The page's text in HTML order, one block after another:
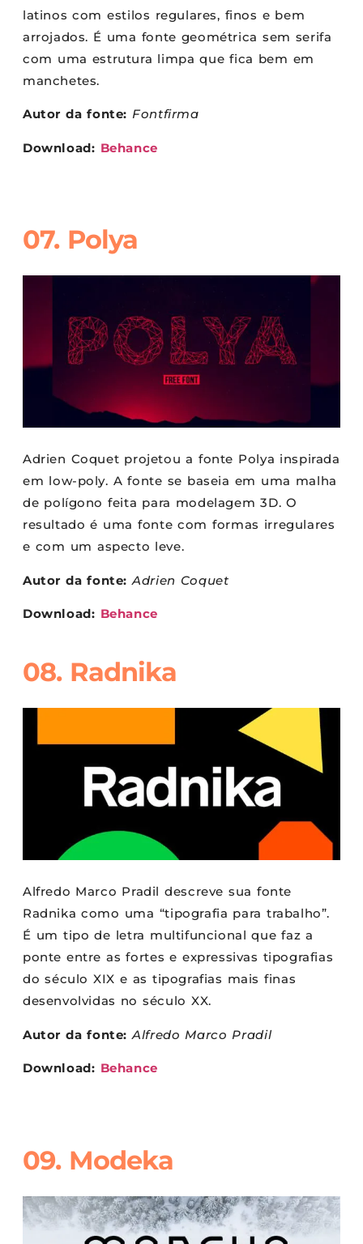
latinos com estilos regulares, finos e bem
arrojados. É uma fonte geométrica sem serifa
com uma estrutura limpa que fica bem em
manchetes.
Autor da fonte: Fontfirma
Download: Behance
07. Polya
Adrien Coquet projetou a fonte Polya inspirada
em low-poly. A fonte se baseia em uma malha
de polígono feita para modelagem 3D. O
resultado é uma fonte com formas irregulares
e com um aspecto leve.
Autor da fonte: Adrien Coquet
Download: Behance
08. Radnika
Alfredo Marco Pradil descreve sua fonte
Radnika como uma “tipografia para trabalho”.
É um tipo de letra multifuncional que faz a
ponte entre as fortes e expressivas tipografias
do século XIX e as tipografias mais finas
desenvolvidas no século XX.
Autor da fonte: Alfredo Marco Pradil
Download: Behance
09. Modeka